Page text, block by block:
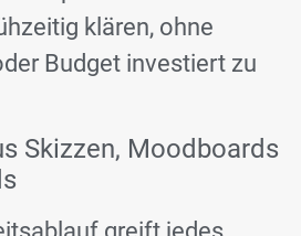
klären, ohne
Budget investiert zu
Skizzen, Moodboards